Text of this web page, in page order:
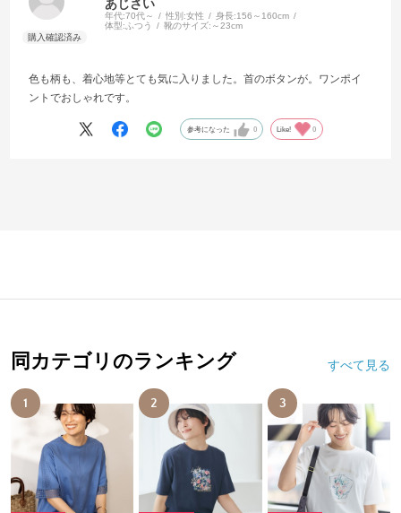
あじさい
年代:70代～ 性別:女性 身長:156～160cm
体型: ふつう 靴のサイズ: ～23cm
色も柄も、着心地等とても気に入りました。首のボタンが。ワンポイ
ントでおしゃれです。
参考になった 0 Like! 0
同カテゴリのランキング すべて見る
1 2 3